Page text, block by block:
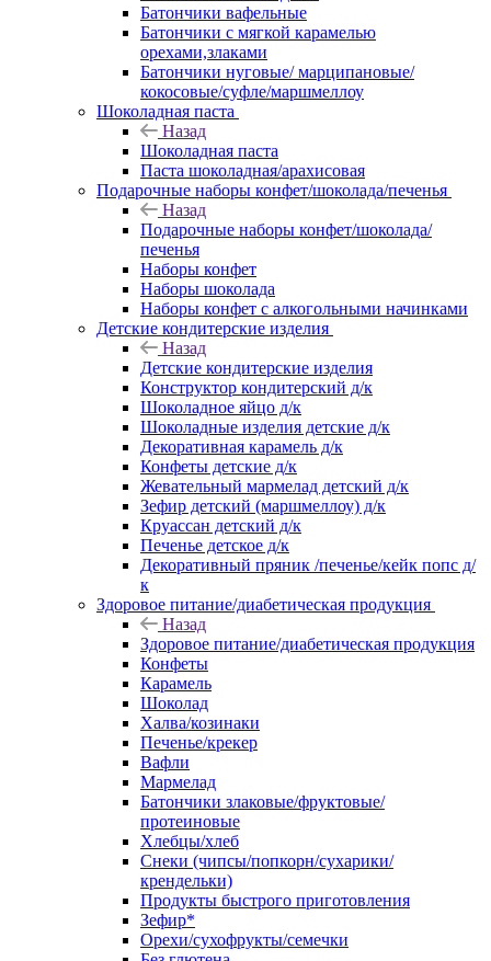
Батончики вафельные
Батончики с мягкой карамелью
орехами,злаками
Батончики нуговые/ марципановые/
кокосовые/суфле/маршмеллоу
Шоколадная паста
Назад
Шоколадная паста
Паста шоколадная/арахисовая
Подарочные наборы конфет/шоколада/печенья
Назад
Подарочные наборы конфет/шоколада/
печенья
Наборы конфет
Наборы шоколада
Наборы конфет с алкогольными начинками
Детские кондитерские изделия
Назад
Детские кондитерские изделия
Конструктор кондитерский д/к
Шоколадное яйцо д/к
Шоколадные изделия детские д/к
Декоративная карамель д/к
Конфеты детские д/к
Жевательный мармелад детский д/к
Зефир детский (маршмеллоу) д/к
Круассан детский д/к
Печенье детское д/к
Декоративный пряник /печенье/кейк попс д/
к
Здоровое питание/диабетическая продукция
Назад
Здоровое питание/диабетическая продукция
Конфеты
Карамель
Шоколад
Халва/козинаки
Печенье/крекер
Вафли
Мармелад
Батончики злаковые/фруктовые/
протеиновые
Хлебцы/хлеб
Снеки (чипсы/попкорн/сухарики/
крендельки)
Продукты быстрого приготовления
Зефир*
Орехи/сухофрукты/семечки